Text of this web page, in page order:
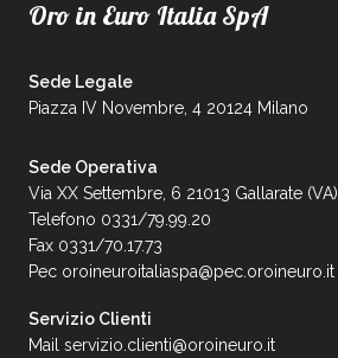
Oro in Euro Italia SpA
Sede Legale
Piazza IV Novembre, 4 20124 Milano
Sede Operativa
Via XX Settembre, 6 21013 Gallarate (VA)
Telefono 0331/79.99.20
Fax 0331/70.17.73
Pec oroineuroitaliaspa@pec.oroineuro.it
Servizio Clienti
Mail servizio.clienti@oroineuro.it